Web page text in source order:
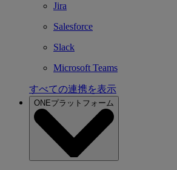
Jira
Salesforce
Slack
Microsoft Teams
すべての連携を表示
ONEプラットフォーム